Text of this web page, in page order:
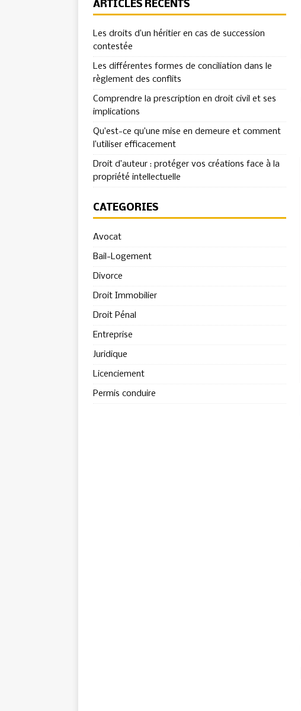
ARTICLES RÉCENTS
Les droits d’un héritier en cas de succession
contestée
Les différentes formes de conciliation dans le
règlement des conflits
Comprendre la prescription en droit civil et ses
implications
Qu’est-ce qu’une mise en demeure et comment
l’utiliser efficacement
Droit d’auteur : protéger vos créations face à la
propriété intellectuelle
CATÉGORIES
Avocat
Bail-Logement
Divorce
Droit Immobilier
Droit Pénal
Entreprise
Juridique
Licenciement
Permis conduire